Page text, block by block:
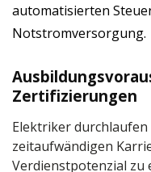
automatisierten
Notstromversorgung.
Zertifizierungen
Elektriker
zeitaufwändigen
Verdienstpotenzial zu